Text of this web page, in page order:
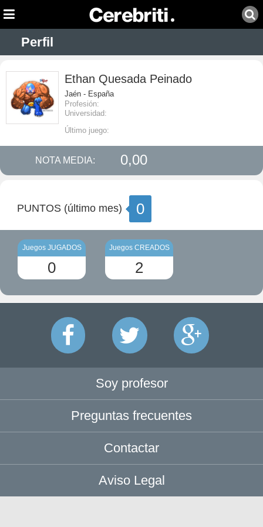
Perfil
Ethan Quesada Peinado
Jaén - España
Profesión:
Universidad:
Último juego:
NOTA MEDIA: 0,00
PUNTOS (último mes) 0
Juegos JUGADOS
0
Juegos CREADOS
2
Soy profesor
Preguntas frecuentes
Contactar
Aviso Legal